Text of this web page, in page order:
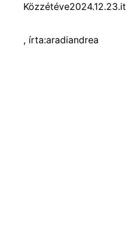
Közzétéve2024.12.23.
, írta:aradiandrea